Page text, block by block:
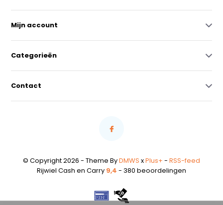
Mijn account
Categorieën
Contact
© Copyright 2026 - Theme ByDMWS xPlus+ - RSS-feed
Rijwiel Cash en Carry 9,4 - 380 beoordelingen